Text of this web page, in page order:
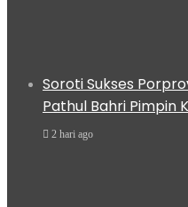
Soroti Sukses
Pathul Bahri Pimpin
2 hari ago